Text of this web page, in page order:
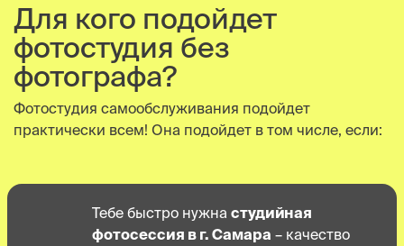
Для кого подойдет
фотостудия без
фотографа?
Фотостудия самообслуживания подойдет
практически всем! Она подойдет в том числе, если:
Тебе быстро нужна студийная
фотосессия в г. Самара – качество